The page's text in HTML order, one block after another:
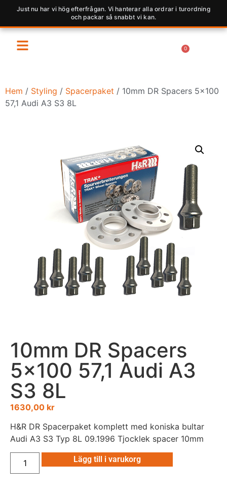
Just nu har vi hög efterfrågan. Vi hanterar alla ordrar i turordning
och packar så snabbt vi kan.
0
Hem / Styling / Spacerpaket / 10mm DR Spacers 5×100
57,1 Audi A3 S3 8L
10mm DR Spacers
5×100 57,1 Audi A3
S3 8L
1630,00 kr
H&R DR Spacerpaket komplett med koniska bultar
Audi A3 S3 Typ 8L 09.1996 Tjocklek spacer 10mm
Lägg till i varukorg